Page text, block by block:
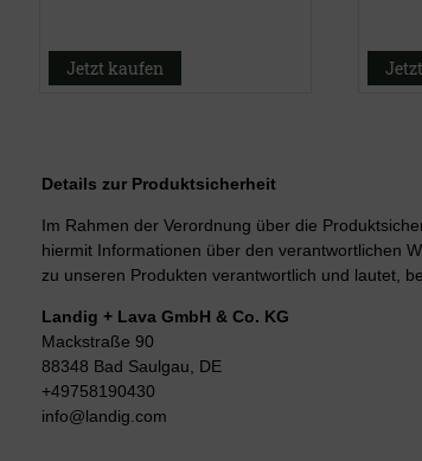
Jetzt kaufen
Details zur Produktsicherheit
Im Rahmen der Verordnung über die
hiermit Informationen über den verantwortlichen
zu unseren Produkten verantwortlich und lautet,
Landig + Lava GmbH & Co. KG
Mackstraße 90
88348 Bad Saulgau, DE
+49758190430
info@landig.com